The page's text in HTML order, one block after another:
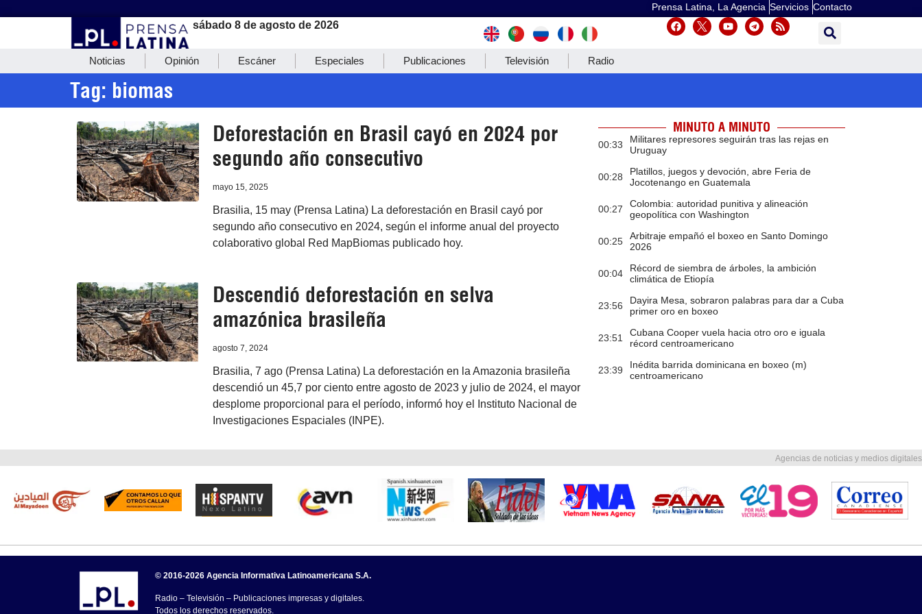
Prensa Latina, La Agencia Servicios Contacto
sábado 8 de agosto de 2026
Noticias Opinión Escáner Especiales Publicaciones Televisión Radio
Tag: biomas
Deforestación en Brasil cayó en 2024 por
segundo año consecutivo
mayo 15, 2025
Brasilia, 15 may (Prensa Latina) La deforestación en Brasil cayó por
segundo año consecutivo en 2024, según el informe anual del proyecto
colaborativo global Red MapBiomas publicado hoy.
Descendió deforestación en selva
amazónica brasileña
agosto 7, 2024
Brasilia, 7 ago (Prensa Latina) La deforestación en la Amazonia brasileña
descendió un 45,7 por ciento entre agosto de 2023 y julio de 2024, el mayor
desplome proporcional para el período, informó hoy el Instituto Nacional de
Investigaciones Espaciales (INPE).
MINUTO A MINUTO
00:33
Militares represores seguirán tras las rejas en
Uruguay
00:28
Platillos, juegos y devoción, abre Feria de
Jocotenango en Guatemala
00:27
Colombia: autoridad punitiva y alineación
geopolítica con Washington
00:25
Arbitraje empañó el boxeo en Santo Domingo
2026
00:04
Récord de siembra de árboles, la ambición
climática de Etiopía
23:56
Dayira Mesa, sobraron palabras para dar a Cuba
primer oro en boxeo
23:51
Cubana Cooper vuela hacia otro oro e iguala
récord centroamericano
23:39
Inédita barrida dominicana en boxeo (m)
centroamericano
Agencias de noticias y medios digitales
© 2016-2026 Agencia Informativa Latinoamericana S.A.
Radio – Televisión – Publicaciones impresas y digitales.
Todos los derechos reservados.